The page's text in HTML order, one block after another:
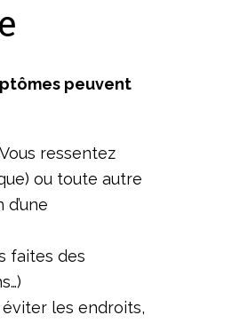
peuvent
ressentez
ou toute autre
faites des
éviter les endroits,